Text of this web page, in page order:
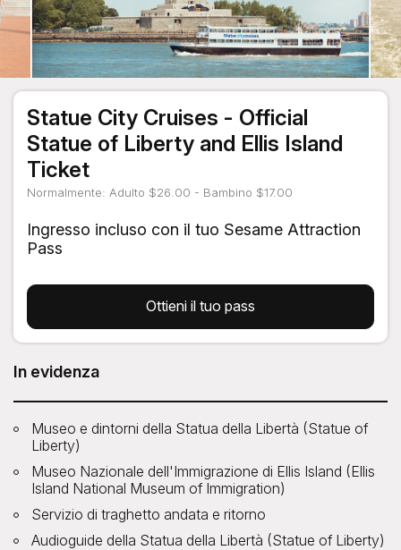
Statue City Cruises - Official
Statue of Liberty and Ellis Island
Ticket
Normalmente: Adulto $26.00 - Bambino $17.00
Ingresso incluso con il tuo Sesame Attraction
Pass
Ottieni il tuo pass
In evidenza
Museo e dintorni della Statua della Libertà (Statue of
Liberty)
Museo Nazionale dell'Immigrazione di Ellis Island (Ellis
Island National Museum of Immigration)
Servizio di traghetto andata e ritorno
Audioguide della Statua della Libertà (Statue of Liberty)